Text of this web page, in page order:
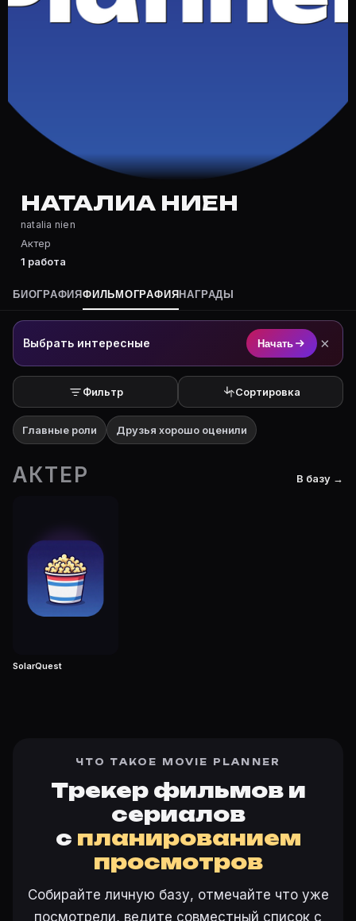
Частые вопросы о Наталиа Ниен
Полный список — на Movie Planner: https://movie-
Кто такой(ая) Наталиа Ниен?
Наталиа Ниен — Актриса. Биография и роли на
Где открыть фильмографию Наталиа Ниен?
На Movie Planner: https://movie-planner.ru/s/
НАТАЛИА НИЕН
natalia nien
Актер
1 работа
БИОГРАФИЯФИЛЬМОГРАФИЯ НАГРАДЫ
Выбрать интересные Начать ×
Фильтр Сортировка
Главные роли Друзья хорошо оценили
АКТЕР В базу →
SolarQuest
ЧТО ТАКОЕ MOVIE PLANNER
Трекер фильмов и
сериалов
с планированием
просмотров
Собирайте личную базу, отмечайте что уже
посмотрели, ведите совместный список с